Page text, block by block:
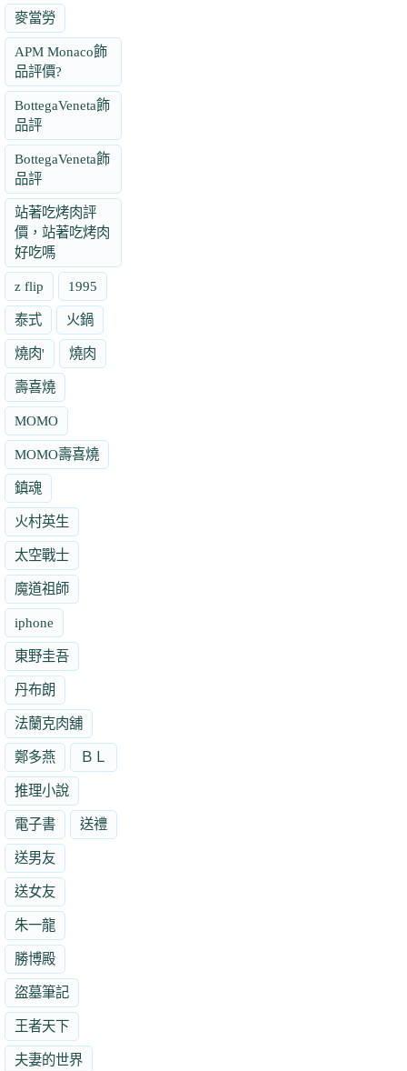
麥當勞
APM Monaco飾
品評價?
BottegaVeneta飾
品評
BottegaVeneta飾
品評
站著吃烤肉評
價，站著吃烤肉
好吃嗎
z flip 1995
泰式 火鍋
燒肉' 燒肉
壽喜燒
MOMO
MOMO壽喜燒
鎮魂
火村英生
太空戰士
魔道祖師
iphone
東野圭吾
丹布朗
法蘭克肉舖
鄭多燕 ＢＬ
推理小說
電子書 送禮
送男友
送女友
朱一龍
勝博殿
盜墓筆記
王者天下
夫妻的世界